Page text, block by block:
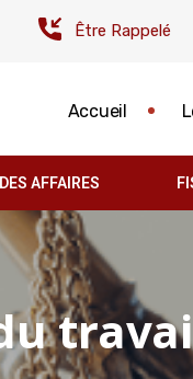
Être Rappelé
Accueil
AFFAIRES